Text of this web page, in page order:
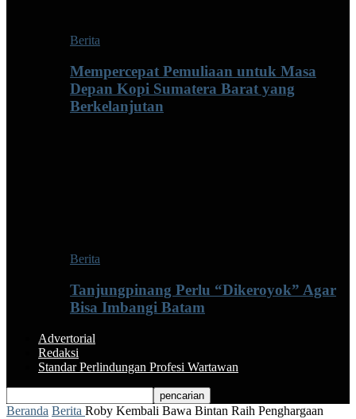
Berita
Mempercepat Pemuliaan untuk Masa
Depan Kopi Sumatera Barat yang
Berkelanjutan
Berita
Tanjungpinang Perlu “Dikeroyok” Agar
Bisa Imbangi Batam
Advertorial
Redaksi
Standar Perlindungan Profesi Wartawan
Beranda Berita Roby Kembali Bawa Bintan Raih Penghargaan